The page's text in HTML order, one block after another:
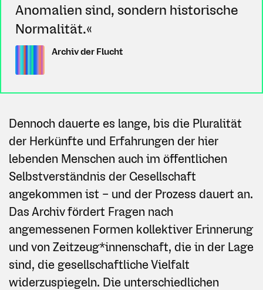
Anomalien sind, sondern historische
Normalität.«
Archiv der Flucht
Dennoch dauerte es lange, bis die Pluralität
der Herkünfte und Erfahrungen der hier
lebenden Menschen auch im öffentlichen
Selbstverständnis der Gesellschaft
angekommen ist – und der Prozess dauert an.
Das Archiv fördert Fragen nach
angemessenen Formen kollektiver Erinnerung
und von Zeitzeug*innenschaft, die in der Lage
sind, die gesellschaftliche Vielfalt
widerzuspiegeln. Die unterschiedlichen